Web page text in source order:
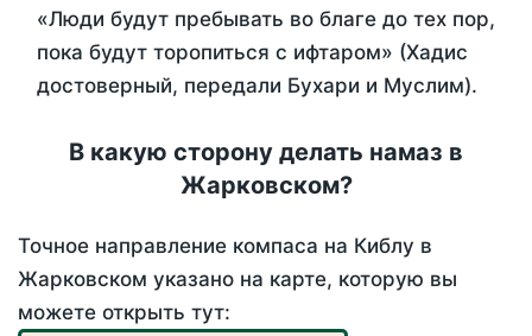
«Люди будут пребывать во благе до тех пор,
пока будут торопиться с ифтаром» (Хадис
достоверный, передали Бухари и Муслим).
В какую сторону делать намаз в
Жарковском?
Точное направление компаса на Киблу в
Жарковском указано на карте, которую вы
можете открыть тут: